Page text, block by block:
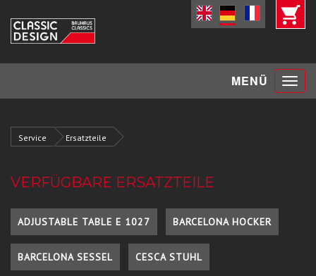
MENÜ Toggle
Service Ersatzteile
VERFÜGBARE ERSATZTEILE
ADJUSTABLE TABLE E 1027 BARCELONA HOCKER
BARCELONA SESSEL CESCA STUHL